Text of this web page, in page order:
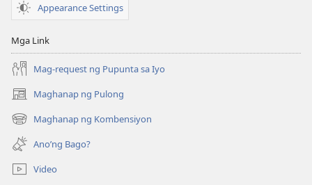
na
Appearance Settings
Mga Link
Mag-request ng Pupunta sa Iyo
Maghanap ng Pulong
(may
bubukas
na
bagong
window)
Maghanap ng Kombensiyon
(may
bubukas
na
bagong
window)
Ano’ng Bago?
Video